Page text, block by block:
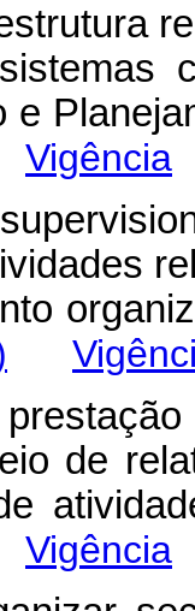
e
Vigência
de
de
Vigência